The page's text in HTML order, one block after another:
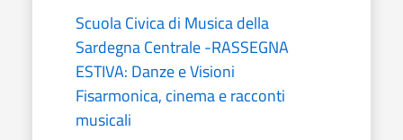
Scuola Civica di Musica della
Sardegna Centrale -RASSEGNA
ESTIVA: Danze e Visioni
Fisarmonica, cinema e racconti
musicali